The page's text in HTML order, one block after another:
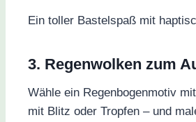
Ein toller Bastelspaß mit
3. Regenwolken zum
Wähle ein Regenbogenmotiv
mit Blitz oder Tropfen – und